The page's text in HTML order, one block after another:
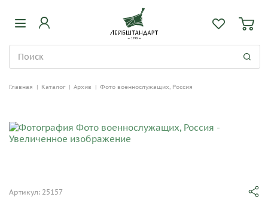
Главная | Каталог | Архив | Фото военнослужащих, Россия
Артикул: 25157